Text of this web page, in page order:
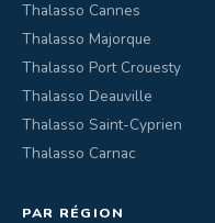
Thalasso Cannes
Thalasso Majorque
Thalasso Port Crouesty
Thalasso Deauville
Thalasso Saint-Cyprien
Thalasso Carnac
PAR RÉGION